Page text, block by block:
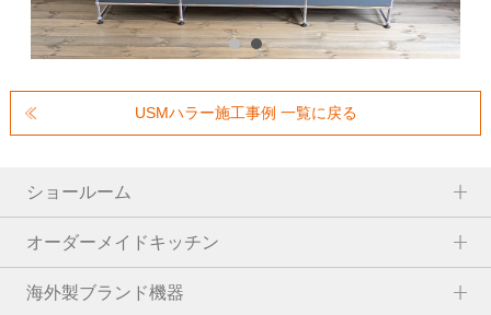
USMハラー施工事例 一覧に戻る
ショールーム
オーダーメイドキッチン
海外製ブランド機器